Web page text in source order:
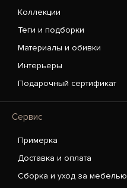
Коллекции
Теги и подборки
Материалы и обивки
Интерьеры
Подарочный сертификат
Сервис
Примерка
Доставка и оплата
Сборка и уход за мебелью